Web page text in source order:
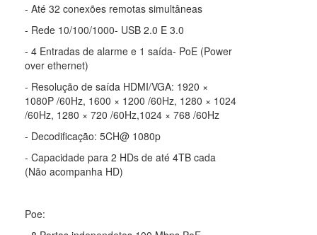
- Até 32 conexões remotas simultâneas
- Rede 10/100/1000- USB 2.0 E 3.0
- 4 Entradas de alarme e 1 saída- PoE (Power
over ethernet)
- Resolução de saída HDMI/VGA: 1920 ×
1080P /60Hz, 1600 × 1200 /60Hz, 1280 × 1024
/60Hz, 1280 × 720 /60Hz,1024 × 768 /60Hz
- Decodificação: 5CH@ 1080p
- Capacidade para 2 HDs de até 4TB cada
(Não acompanha HD)
Poe: